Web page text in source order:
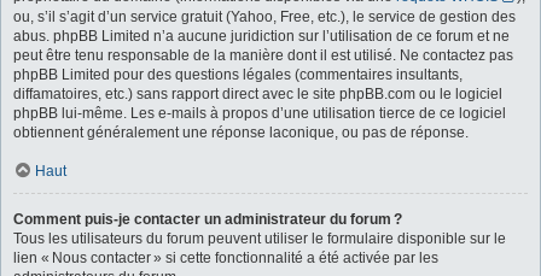
ou, s’il s’agit d’un service gratuit (Yahoo, Free, etc.), le service de gestion des
abus. phpBB Limited n’a aucune juridiction sur l’utilisation de ce forum et ne
peut être tenu responsable de la manière dont il est utilisé. Ne contactez pas
phpBB Limited pour des questions légales (commentaires insultants,
diffamatoires, etc.) sans rapport direct avec le site phpBB.com ou le logiciel
phpBB lui-même. Les e-mails à propos d’une utilisation tierce de ce logiciel
obtiennent généralement une réponse laconique, ou pas de réponse.
Haut
Comment puis-je contacter un administrateur du forum ?
Tous les utilisateurs du forum peuvent utiliser le formulaire disponible sur le
lien « Nous contacter » si cette fonctionnalité a été activée par les